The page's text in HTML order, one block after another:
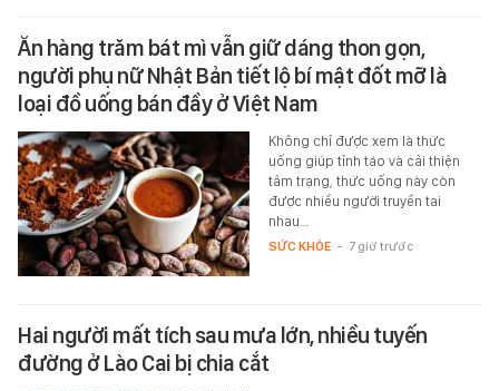
Ăn hàng trăm bát mì vẫn giữ dáng thon gọn,
người phụ nữ Nhật Bản tiết lộ bí mật đốt mỡ là
loại đồ uống bán đầy ở Việt Nam
Không chỉ được xem là thức
uống giúp tỉnh táo và cải thiện
tâm trạng, thức uống này còn
được nhiều người truyền tai
nhau…
SỨC KHỎE - 7 giờ trước
Hai người mất tích sau mưa lớn, nhiều tuyến
đường ở Lào Cai bị chia cắt